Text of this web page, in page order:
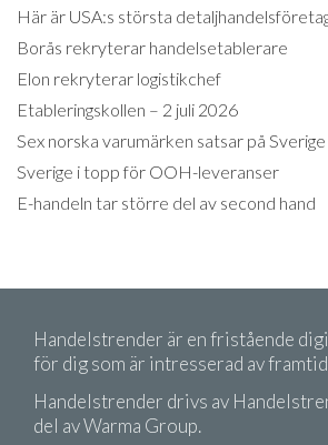
Här är USA:s största
Borås rekryterar handelsetablerare
Elon rekryterar logistikchef
Etableringskollen – 2 juli 2026
Sex norska varumärken satsar på Sverige
Sverige i topp för OOH-leveranser
E-handeln tar större del av second hand
Handelstrender är en fristående
för dig som är intresserad av
Handelstrender drivs av
del av Warma Group.